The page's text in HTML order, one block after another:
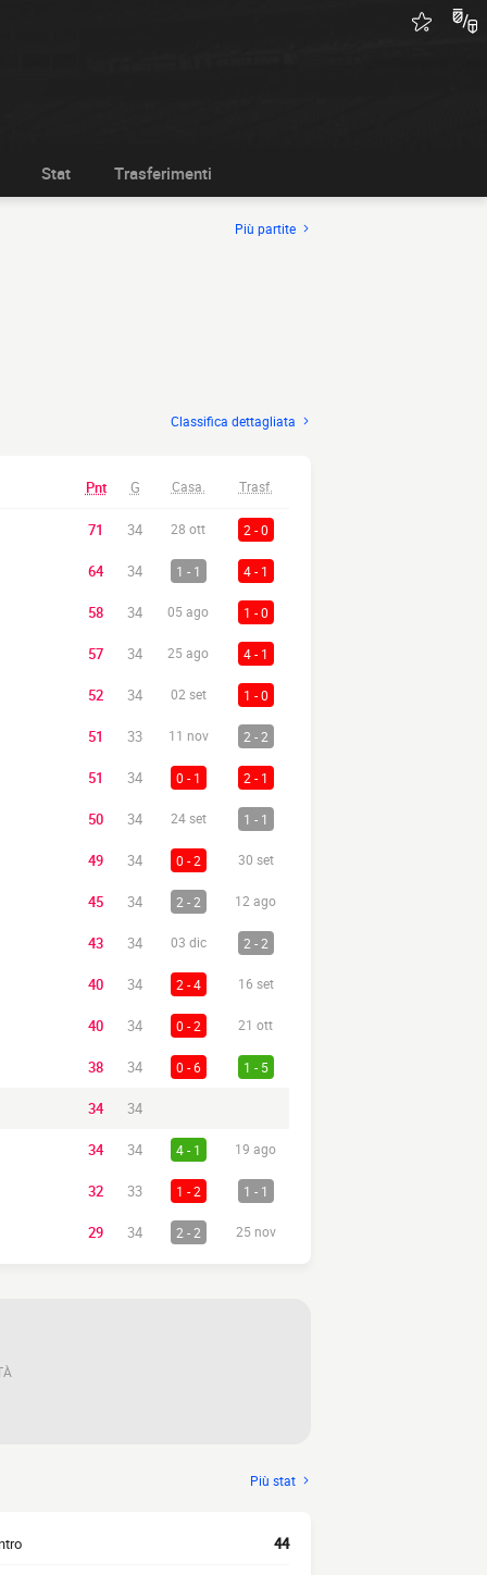
Stat Trasferimenti
Più partite
Classifica dettagliata
Pnt G Casa. Trasf.
71 34 28 ott 2 - 0
64 34 1 - 1 4 - 1
58 34 05 ago 1 - 0
57 34 25 ago 4 - 1
52 34 02 set 1 - 0
51 33 11 nov 2 - 2
51 34 0 - 1 2 - 1
50 34 24 set 1 - 1
49 34 0 - 2 30 set
45 34 2 - 2 12 ago
43 34 03 dic 2 - 2
40 34 2 - 4 16 set
40 34 0 - 2 21 ott
38 34 0 - 6 1 - 5
34 34
34 34 4 - 1 19 ago
32 33 1 - 2 1 - 1
29 34 2 - 2 25 nov
Più stat
44